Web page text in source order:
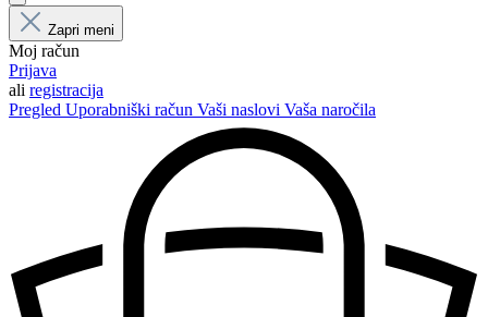
Zapri meni
Moj račun
Prijava
ali registracija
Pregled Uporabniški račun Vaši naslovi Vaša naročila